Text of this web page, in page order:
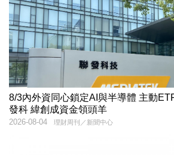
8/3內外資同心鎖定AI與半導體 主動
發科 緯創成資金領頭羊
理財周刊／新聞中心
2026-08-04